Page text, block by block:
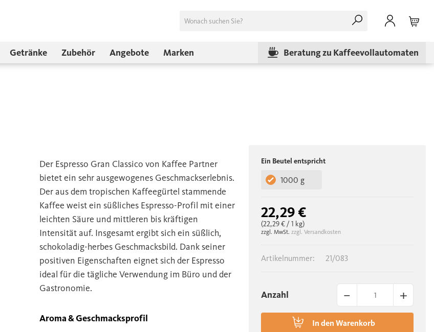
Getränke Zubehör Angebote Marken Beratung zu Kaffeevollautomaten
Der Espresso Gran Classico von Kaffee Partner
bietet ein sehr ausgewogenes Geschmackserlebnis.
Der aus dem tropischen Kaffeegürtel stammende
Kaffee weist ein süßliches Espresso-Profil mit einer
leichten Säure und mittleren bis kräftigen
Intensität auf. Insgesamt ergibt sich ein süßlich,
schokoladig-herbes Geschmacksbild. Dank seiner
positiven Eigenschaften eignet sich der Espresso
ideal für die tägliche Verwendung im Büro und der
Gastronomie.
Aroma & Geschmacksprofil
Ein Beutel entspricht
1000 g
22,29 €
(22,29 €/ 1 kg)
zzgl. MwSt. zzgl. Versandkosten
Artikelnummer: 21/083
Anzahl – +
In den Warenkorb